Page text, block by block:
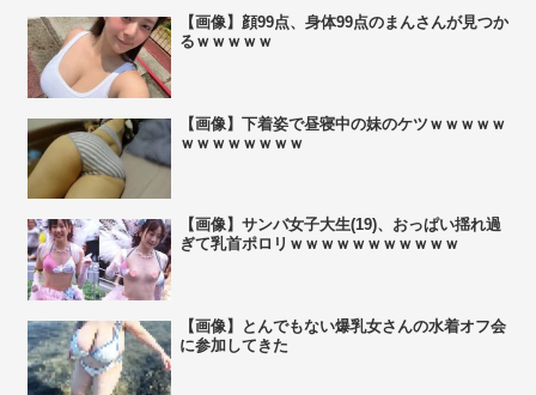
【画像】顔99点、身体99点のまんさんが見つか
るｗｗｗｗｗ
【画像】下着姿で昼寝中の妹のケツｗｗｗｗｗ
ｗｗｗｗｗｗｗｗ
【画像】サンバ女子大生(19)、おっぱい揺れ過
ぎて乳首ポロリｗｗｗｗｗｗｗｗｗｗｗ
【画像】とんでもない爆乳女さんの水着オフ会
に参加してきた